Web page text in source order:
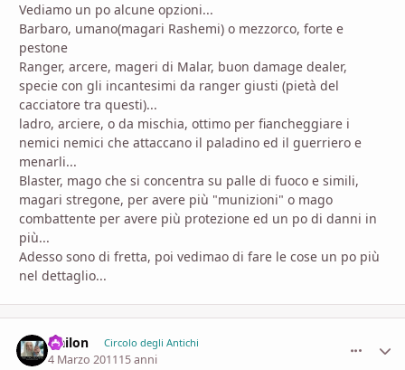
Vediamo un po alcune opzioni...
Barbaro, umano(magari Rashemi) o mezzorco, forte e
pestone
Ranger, arcere, mageri di Malar, buon damage dealer,
specie con gli incantesimi da ranger giusti (pietà del
cacciatore tra questi)...
ladro, arciere, o da mischia, ottimo per fiancheggiare i
nemici nemici che attaccano il paladino ed il guerriero e
menarli...
Blaster, mago che si concentra su palle di fuoco e simili,
magari stregone, per avere più "munizioni" o mago
combattente per avere più protezione ed un po di danni in
più...
Adesso sono di fretta, poi vedimao di fare le cose un po più
nel dettaglio...
Nailon Circolo degli Antichi
4 Marzo 201115 anni